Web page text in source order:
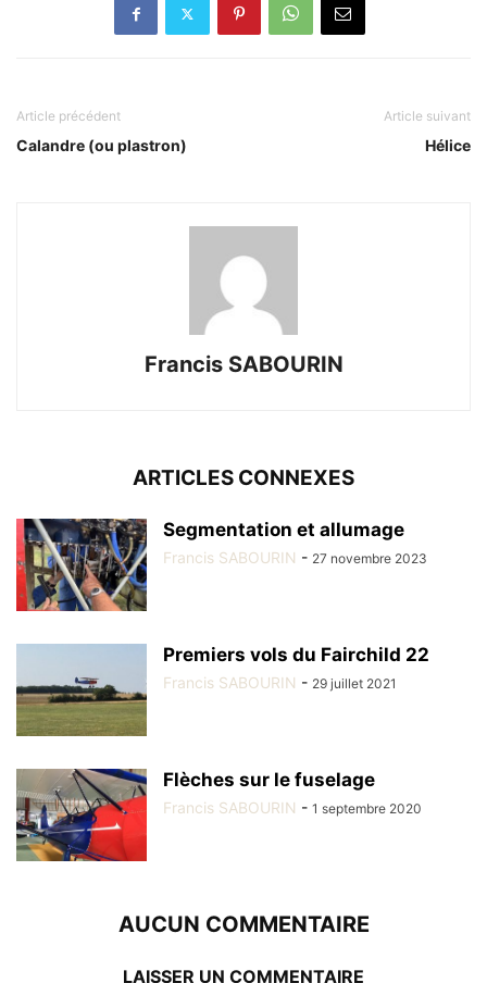
Article précédent
Calandre (ou plastron)
Article suivant
Hélice
Francis SABOURIN
ARTICLES CONNEXES
Segmentation et allumage
Francis SABOURIN - 27 novembre 2023
Premiers vols du Fairchild 22
Francis SABOURIN - 29 juillet 2021
Flèches sur le fuselage
Francis SABOURIN - 1 septembre 2020
AUCUN COMMENTAIRE
LAISSER UN COMMENTAIRE